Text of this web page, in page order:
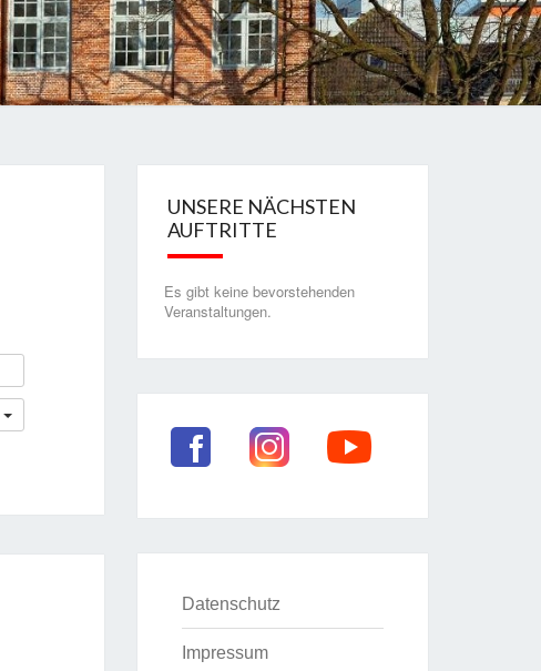
UNSERE NÄCHSTEN
AUFTRITTE
Es gibt keine bevorstehenden
Veranstaltungen.
Datenschutz
Impressum